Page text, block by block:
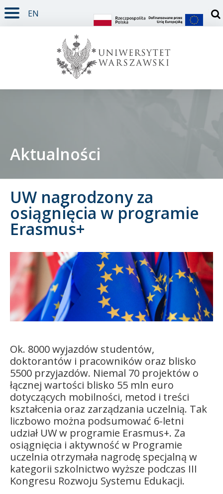
TREŚĆ STRONY
MENU GŁÓWNE
WYSZUKIWARKA
SOCIAL MEDIA
STOPKA STRONY
EN
Doktorant
Pracownik
Absolwent
Aktualności
UW nagrodzony za
osiągnięcia w programie
Erasmus+
Ok. 8000 wyjazdów studentów,
doktorantów i pracowników oraz blisko
5500 przyjazdów. Niemal 70 projektów o
łącznej wartości blisko 55 mln euro
dotyczących mobilności, metod i treści
kształcenia oraz zarządzania uczelnią. Tak
liczbowo można podsumować 6-letni
udział UW w programie Erasmus+. Za
osiągnięcia i aktywność w Programie
uczelnia otrzymała nagrodę specjalną w
kategorii szkolnictwo wyższe podczas III
Kongresu Rozwoju Systemu Edukacji.